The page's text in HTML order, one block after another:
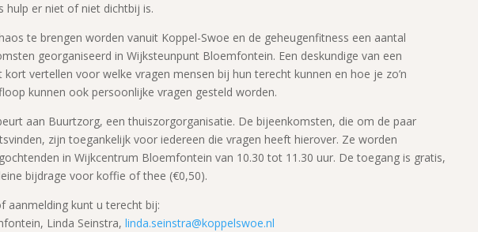
hulp er niet of niet dichtbij is.
te brengen worden vanuit Koppel-Swoe en de geheugenfitness een aantal
georganiseerd in Wijksteunpunt Bloemfontein. Een deskundige van een
vertellen voor welke vragen mensen bij hun terecht kunnen en hoe je zo’n
kunnen ook persoonlijke vragen gesteld worden.
aan Buurtzorg, een thuiszorgorganisatie. De bijeenkomsten, die om de paar
zijn toegankelijk voor iedereen die vragen heeft hierover. Ze worden
in Wijkcentrum Bloemfontein van 10.30 tot 11.30 uur. De toegang is gratis,
bijdrage voor koffie of thee (€0,50).
aanmelding kunt u terecht bij:
Linda Seinstra,linda.seinstra@koppelswoe.nl